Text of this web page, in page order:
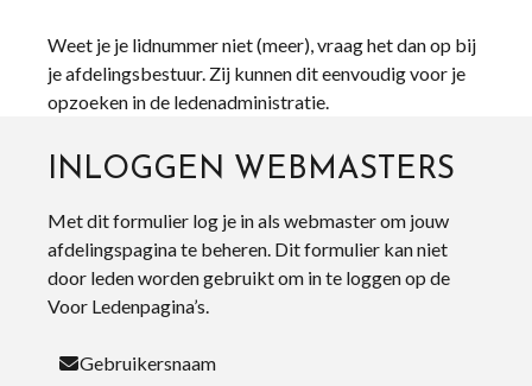
Weet je je lidnummer niet (meer), vraag het dan op bij
je afdelingsbestuur. Zij kunnen dit eenvoudig voor je
opzoeken in de ledenadministratie.
INLOGGEN WEBMASTERS
Met dit formulier log je in als webmaster om jouw
afdelingspagina te beheren. Dit formulier kan niet
door leden worden gebruikt om in te loggen op de
Voor Ledenpagina’s.
Gebruikersnaam